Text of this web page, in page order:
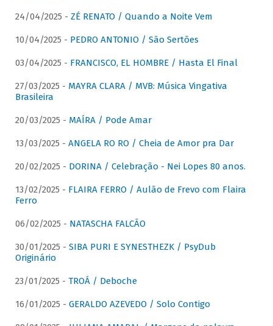
24/04/2025 - ZÉ RENATO / Quando a Noite Vem
10/04/2025 - PEDRO ANTONIO / São Sertões
03/04/2025 - FRANCISCO, EL HOMBRE / Hasta El Final
27/03/2025 - MAYRA CLARA / MVB: Música Vingativa
Brasileira
20/03/2025 - MAÍRA / Pode Amar
13/03/2025 - ANGELA RO RO / Cheia de Amor pra Dar
20/02/2025 - DORINA / Celebração - Nei Lopes 80 anos.
13/02/2025 - FLAIRA FERRO / Aulão de Frevo com Flaira
Ferro
06/02/2025 - NATASCHA FALCÃO
30/01/2025 - SIBA PURI E SYNESTHEZK / PsyDub
Originário
23/01/2025 - TROÁ / Deboche
16/01/2025 - GERALDO AZEVEDO / Solo Contigo